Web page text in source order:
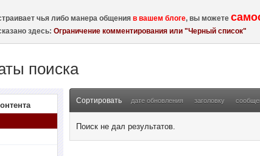
чья либо манера общенияв вашем блоге, вы можете
здесь:Ограничение комментирования или "Черный список"
поиска
Сортировать дате обновления заголовку
Поиск не дал результатов.